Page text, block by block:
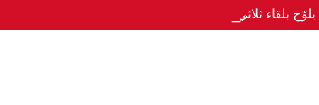
بلقاء ثلاثي مع بوتين وزيلينسكي بعد قمة ألاسكا